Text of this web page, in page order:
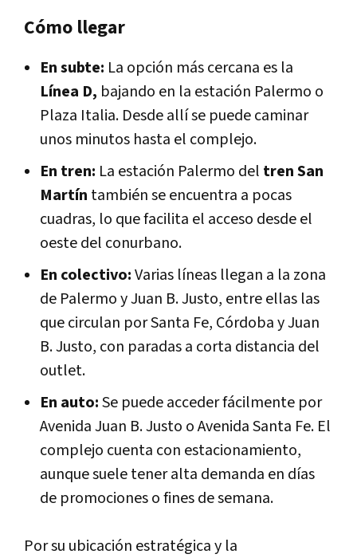
Cómo llegar
En subte: La opción más cercana es la
Línea D, bajando en la estación Palermo o
Plaza Italia. Desde allí se puede caminar
unos minutos hasta el complejo.
En tren: La estación Palermo del tren San
Martín también se encuentra a pocas
cuadras, lo que facilita el acceso desde el
oeste del conurbano.
En colectivo:Varias líneas llegan a la zona
de Palermo y Juan B. Justo, entre ellas las
que circulan por Santa Fe, Córdoba y Juan
B. Justo, con paradas a corta distancia del
outlet.
En auto:Se puede acceder fácilmente por
Avenida Juan B. Justo o Avenida Santa Fe. El
complejo cuenta con estacionamiento,
aunque suele tener alta demanda en días
de promociones o fines de semana.
Por su ubicación estratégica y la